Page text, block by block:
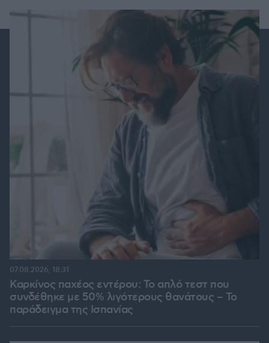
Καρκίνος παχέος εντέρου: Το απλό τεστ που
συνδέθηκε με 50% λιγότερους θανάτους – Το
παράδειγμα της Ισπανίας
07.08.2026, 18:31